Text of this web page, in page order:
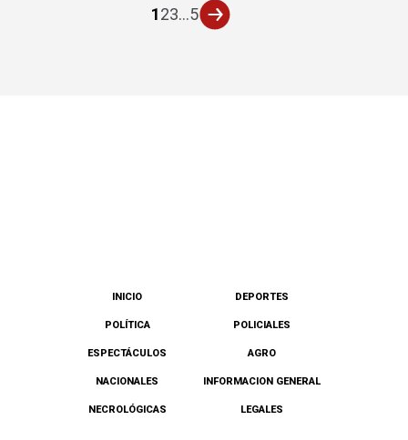
123...5
INICIO DEPORTES
POLÍTICA POLICIALES
ESPECTÁCULOS AGRO
NACIONALES INFORMACION GENERAL
NECROLÓGICAS LEGALES